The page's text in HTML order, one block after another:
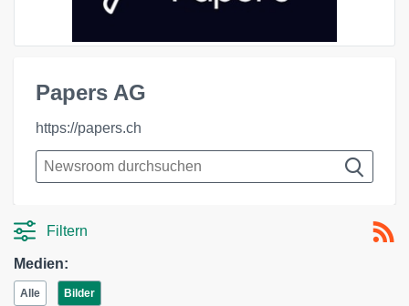
Papers AG
https://papers.ch
Filtern
Medien:
Alle Bilder